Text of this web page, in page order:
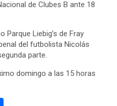
de Clubes B ante 18
Parque Liebig’s de Fray
del futbolista Nicolás
parte.
domingo a las 15 horas